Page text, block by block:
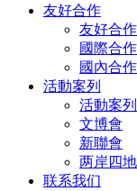
友好合作
友好合作
國際合作
國內合作
活動案列
活動案列
文博會
新聯會
两岸四地
联系我们